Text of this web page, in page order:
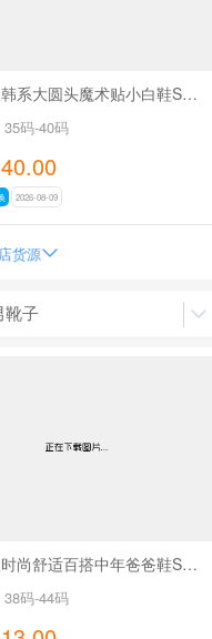
新款韩系大圆头魔术贴小白鞋SAK2616A
35码-40码
2026-08-09
货源
靴子 
新款时尚舒适百搭中年爸爸鞋SA6506
38码-44码